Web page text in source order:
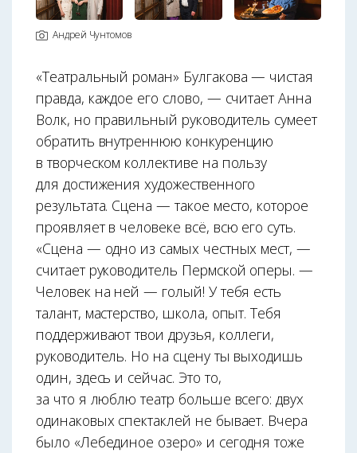
Андрей Чунтомов
«Театральный роман» Булгакова — чистая
правда, каждое его слово, — считает Анна
Волк, но правильный руководитель сумеет
обратить внутреннюю конкуренцию
в творческом коллективе на пользу
для достижения художественного
результата. Сцена — такое место, которое
проявляет в человеке всё, всю его суть.
«Сцена — одно из самых честных мест, —
считает руководитель Пермской оперы. —
Человек на ней — голый! У тебя есть
талант, мастерство, школа, опыт. Тебя
поддерживают твои друзья, коллеги,
руководитель. Но на сцену ты выходишь
один, здесь и сейчас. Это то,
за что я люблю театр больше всего: двух
одинаковых спектаклей не бывает. Вчера
было «Лебединое озеро» и сегодня тоже